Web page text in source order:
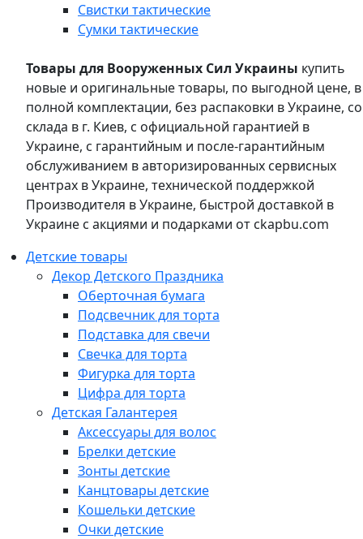
Свистки тактические
Сумки тактические
Товары для Вооруженных Сил Украины купить
новые и оригинальные товары, по выгодной цене, в
полной комплектации, без распаковки в Украине, со
склада в г. Киев, с официальной гарантией в
Украине, с гарантийным и после-гарантийным
обслуживанием в авторизированных сервисных
центрах в Украине, технической поддержкой
Производителя в Украине, быстрой доставкой в
Украине с акциями и подарками от ckapbu.com
Детские товары
Декор Детского Праздника
Оберточная бумага
Подсвечник для торта
Подставка для свечи
Свечка для торта
Фигурка для торта
Цифра для торта
Детская Галантерея
Аксессуары для волос
Брелки детские
Зонты детские
Канцтовары детские
Кошельки детские
Очки детские